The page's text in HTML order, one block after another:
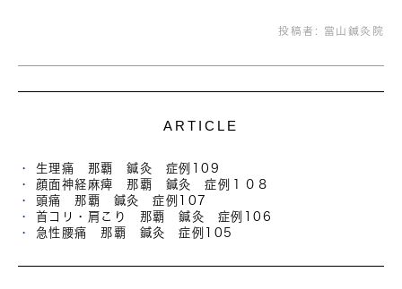
投稿者: 當山鍼灸院
ARTICLE
生理痛 那覇 鍼灸 症例109
顔面神経麻痺 那覇 鍼灸 症例１０８
頭痛 那覇 鍼灸 症例107
首コリ・肩こり 那覇 鍼灸 症例106
急性腰痛 那覇 鍼灸 症例105